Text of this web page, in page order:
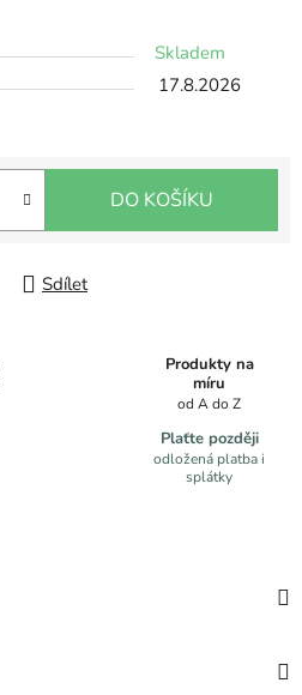
Skladem
17.8.2026
DO KOŠÍKU
Sdílet
Produkty na
míru
od A do Z
Plaťte později
odložená platba i
splátky